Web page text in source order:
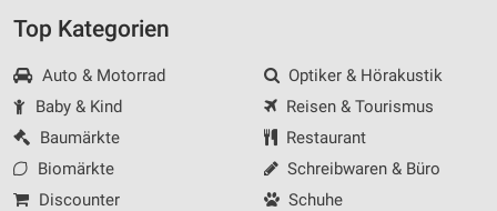
Top Kategorien
Auto & Motorrad
Baby & Kind
Baumärkte
Biomärkte
Discounter
Optiker & Hörakustik
Reisen & Tourismus
Restaurant
Schreibwaren & Büro
Schuhe